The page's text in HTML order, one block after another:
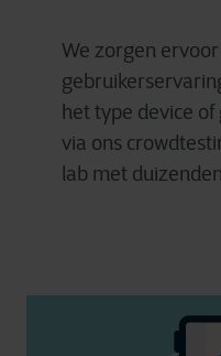
We zorgen
het type device
via ons
lab met